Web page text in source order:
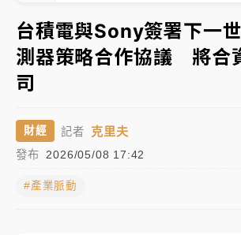
才續任就飛美國大學面試 清大校長高
到來時引起我的好奇
白海豚颱風解除海警 西南風來了！4
地午後雷雨
分析｜
標？ 鴻海本週法說法人關注的四大重
盟 兩大愛徒向他致
▼
台積電與Sony簽署下一
測器策略合作協議 將合
司
財經 記者 克里夫
發布 2026/05/08 17:42
#產業脈動